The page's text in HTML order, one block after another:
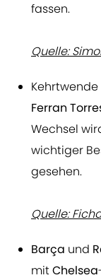
fassen.
Quelle:
Ferran
Wechsel
wichtiger
gesehen.
Quelle:
Barça und
mitChelsea